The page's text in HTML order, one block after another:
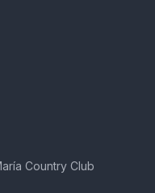
Country Club